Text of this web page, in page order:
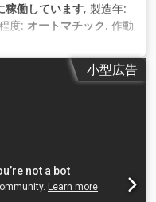
稼働しています, 製造年:
度: オートマチック, 作動
ーレーザー
ー出力:6,000 ワット, レ
, 鋼板厚さ（最大）:
:
/ マニュアル, 冷却ユニ
, 集塵, 非常停止,
小型広告